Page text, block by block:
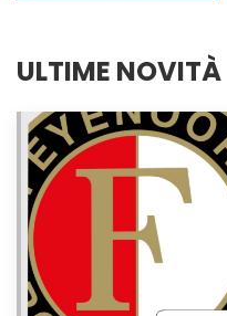
ULTIME NOVITÀ